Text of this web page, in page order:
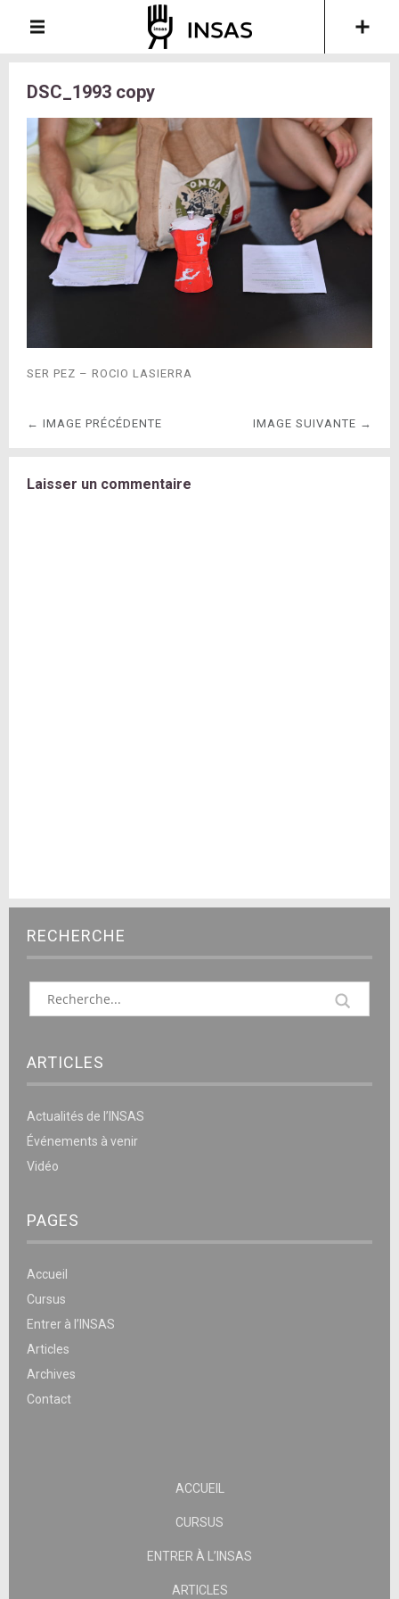
DSC_1993 copy
SER PEZ – ROCIO LASIERRA
← IMAGE PRÉCÉDENTE IMAGE SUIVANTE →
Laisser un commentaire
RECHERCHE
ARTICLES
Actualités de l’INSAS
Événements à venir
Vidéo
PAGES
Accueil
Cursus
Entrer à l’INSAS
Articles
Archives
Contact
ACCUEIL
CURSUS
ENTRER À L’INSAS
ARTICLES